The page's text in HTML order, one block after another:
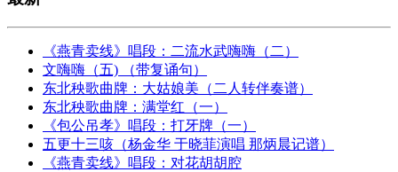
《燕青卖线》唱段：二流水武嗨嗨（二）
文嗨嗨（五) （带复诵句）
东北秧歌曲牌：大姑娘美（二人转伴奏谱）
东北秧歌曲牌：满堂红（一）
《包公吊孝》唱段：打牙牌（一）
五更十三咳（杨金华 于晓菲演唱 那炳晨记谱）
《燕青卖线》唱段：对花胡胡腔